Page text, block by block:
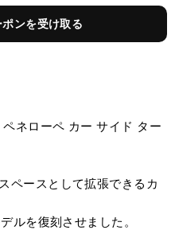
ンを受け取る
ネローペ カー サイド ター
ペースとして拡張できるカ
ルを復刻させました。